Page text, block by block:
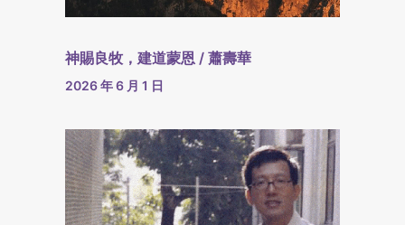
神賜良牧，建道蒙恩 / 蕭壽華
2026 年 6 月 1 日